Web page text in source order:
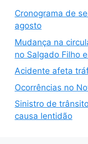
Cronograma de
agosto
Mudança na
no Salgado Filho
Acidente afeta
Ocorrências no
Sinistro de
causa lentidão